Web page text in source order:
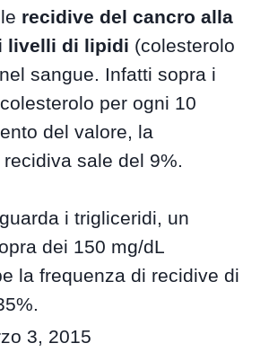
recidive del cancro alla
livelli di lipidi (colesterolo
sangue. Infatti sopra i
per ogni 10
del valore, la
sale del 9%.
i trigliceridi, un
dei 150 mg/dL
la frequenza di recidive di
3, 2015